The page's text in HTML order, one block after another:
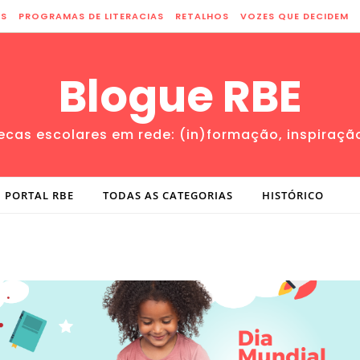
PROGRAMAS DE LITERACIAS RETALHOS VOZES QUE DECIDEM
Blogue RBE
escolares em rede: (in)formação,
PORTAL RBE TODAS AS CATEGORIAS HISTÓRICO